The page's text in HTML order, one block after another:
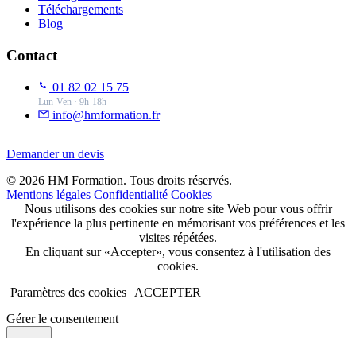
Téléchargements
Blog
Contact
01 82 02 15 75
Lun-Ven · 9h-18h
info@hmformation.fr
Demander un devis
© 2026 HM Formation. Tous droits réservés.
Mentions légales Confidentialité Cookies
Nous utilisons des cookies sur notre site Web pour vous offrir
l'expérience la plus pertinente en mémorisant vos préférences et les
visites répétées.
En cliquant sur «Accepter», vous consentez à l'utilisation des
cookies.
Paramètres des cookies
ACCEPTER
Gérer le consentement